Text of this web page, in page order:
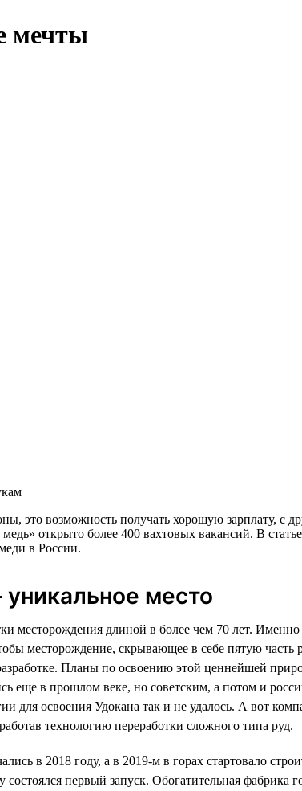
мечты
это возможность получать хорошую зарплату, с
открыто более 400 вахтовых вакансий. В
в России.
место
месторождения длиной в более чем 70 лет. Именно
месторождение, скрывающее в себе пятую часть
Планы по освоению этой ценнейшей
еще в прошлом веке, но советским, а потом и
для освоения Удокана так и не удалось. А вот
технологию переработки сложного типа руд.
в 2018 году, а в 2019-м в горах стартовало
состоялся первый запуск. Обогатительная фабрика